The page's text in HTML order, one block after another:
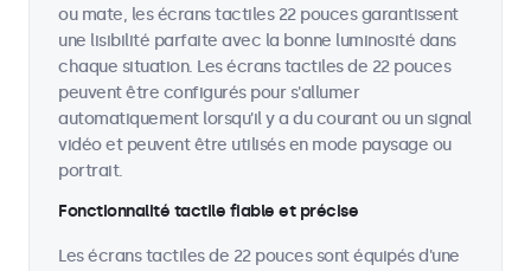
ou mate, les écrans tactiles 22 pouces garantissent
une lisibilité parfaite avec la bonne luminosité dans
chaque situation. Les écrans tactiles de 22 pouces
peuvent être configurés pour s'allumer
automatiquement lorsqu'il y a du courant ou un signal
vidéo et peuvent être utilisés en mode paysage ou
portrait.
Fonctionnalité tactile fiable et précise
Les écrans tactiles de 22 pouces sont équipés d'une